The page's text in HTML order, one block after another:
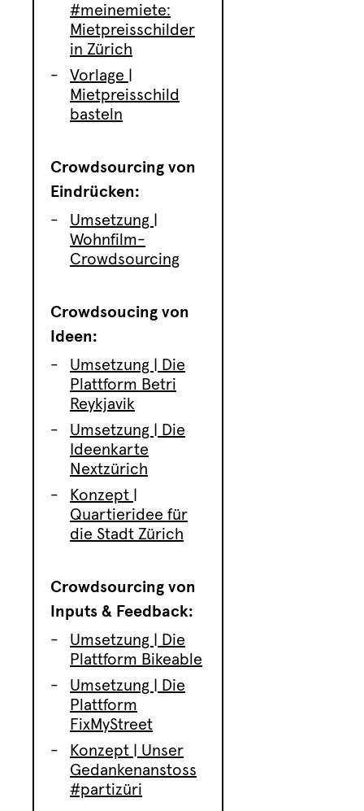
#meinemiete:
Mietpreisschilder
in Zürich
Vorlage |
Mietpreisschild
basteln
Crowdsourcing von
Eindrücken:
Umsetzung |
Wohnfilm-
Crowdsourcing
Crowdsoucing von
Ideen:
Umsetzung | Die
Plattform Betri
Reykjavik
Umsetzung | Die
Ideenkarte
Nextzürich
Konzept |
Quartieridee für
die Stadt Zürich
Crowdsourcing von
Inputs & Feedback:
Umsetzung | Die
Plattform Bikeable
Umsetzung | Die
Plattform
FixMyStreet
Konzept | Unser
Gedankenanstoss
#partizüri